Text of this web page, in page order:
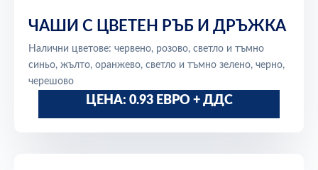
ЧАШИ С ЦВЕТЕН РЪБ И ДРЪЖКА
Налични цветове: червено, розово, светло и тъмно
синьо, жълто, оранжево, светло и тъмно зелено, черно,
черешово
ЦЕНА: 0.93 ЕВРО + ДДС